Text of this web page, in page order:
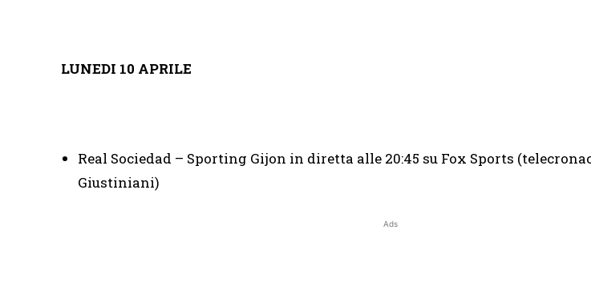
LUNEDI 10 APRILE
Real Sociedad – Sporting Gijon in diretta alle 20:45 su Fox Sports
Giustiniani)
Ads